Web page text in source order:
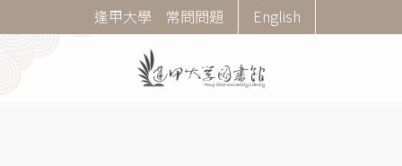
至
Corner
Menu
逢甲大學 常問問題 English